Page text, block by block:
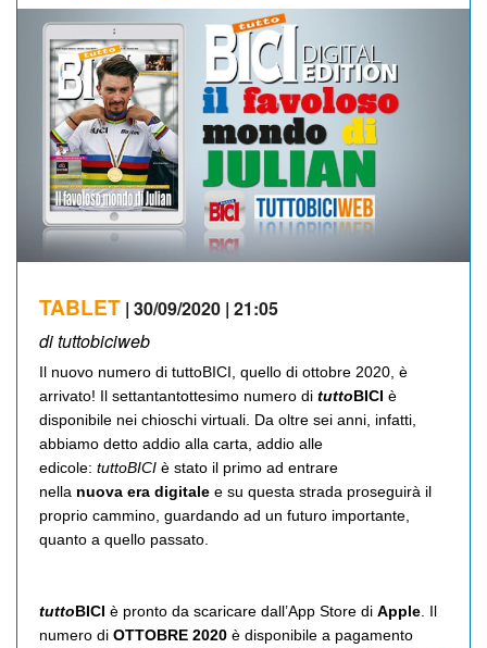
ALBI D'ORO
NEWSLETTER
TABLET | 30/09/2020 | 21:05
di tuttobiciweb
Il nuovo numero di tuttoBICI, quello di ottobre 2020, è
arrivato! Il settantantottesimo numero di tuttoBICI è
disponibile nei chioschi virtuali. Da oltre sei anni, infatti,
abbiamo detto addio alla carta, addio alle
edicole: tuttoBICI è stato il primo ad entrare
nella nuova era digitale e su questa strada proseguirà il
proprio cammino, guardando ad un futuro importante,
quanto a quello passato.
tuttoBICI è pronto da scaricare dall’App Store di Apple . Il
numero di OTTOBRE 2020 è disponibile a pagamento